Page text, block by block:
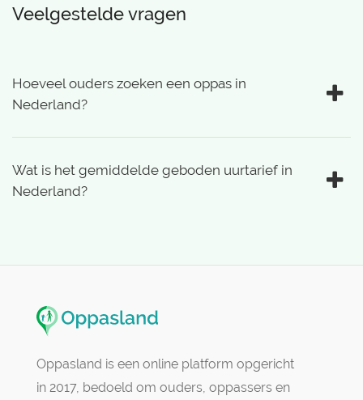
Veelgestelde vragen
Hoeveel ouders zoeken een oppas in
Nederland?
Wat is het gemiddelde geboden uurtarief in
Nederland?
Oppasland is een online platform opgericht
in 2017, bedoeld om ouders, oppassers en